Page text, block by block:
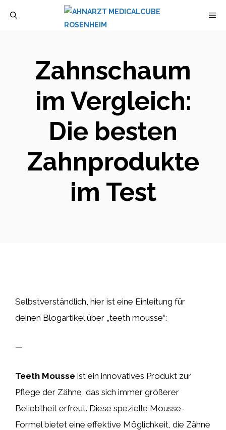
Zahnschaum
im Vergleich:
Die besten
Zahnprodukte
im Test
Selbstverständlich, hier ist eine Einleitung für
deinen Blogartikel über „teeth mousse“:
—
Teeth Mousse ist ein innovatives Produkt zur
Pflege der Zähne, das sich immer größerer
Beliebtheit erfreut. Diese spezielle Mousse-
Formel bietet eine effektive Möglichkeit, die Zähne